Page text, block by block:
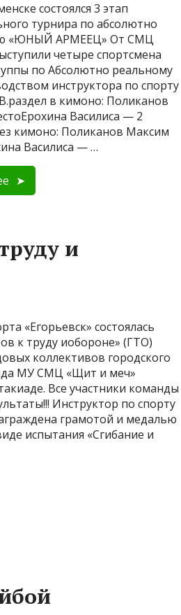
состоялся 3 этап
турнира по абсолютно
«ЮНЫЙ АРМЕЕЦ» От СМЦ
четыре спортсмена
по Абсолютно реальному
инструктора по спорту
в кимоно: Поликанов
Василиса — 2
кимоно: Поликанов Максим
Василиса — …
и
«Егорьевск» состоялась
к труду иобороне» (ГТО)
коллективов городского
МУ СМЦ «Щит и меч»
Все участники команды
Инструктор по спорту
грамотой и медалью
испытания «Сгибание и